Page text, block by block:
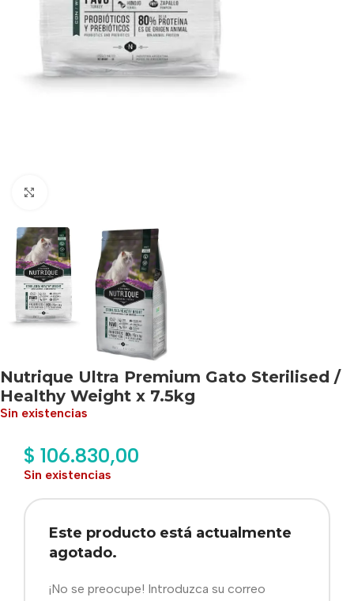
Nutrique Ultra Premium Gato Sterilised /
Healthy Weight x 7.5kg
Sin existencias
$ 106.830,00
Sin existencias
Este producto está actualmente
agotado.
¡No se preocupe! Introduzca su correo